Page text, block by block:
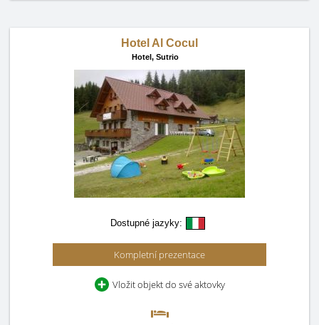
Hotel Al Cocul
Hotel, Sutrio
Dostupné jazyky:
Kompletní prezentace
Vložit objekt do své aktovky